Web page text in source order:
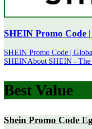
SHEIN Promo Code
SHEIN Promo Code |
SHEINAbout SHEIN -
Best Value
Shein Promo Code